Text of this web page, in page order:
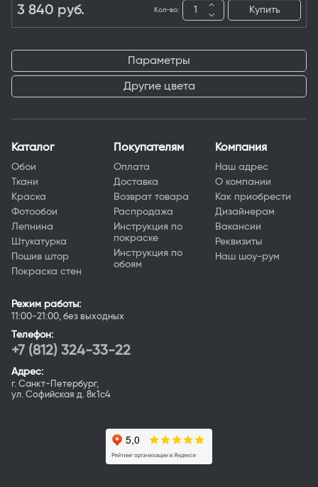
3 840 руб. Кол-во: Купить
Параметры
Другие цвета
Каталог
Обои
Ткани
Краска
Фотообои
Лепнина
Штукатурка
Пошив штор
Покраска стен
Покупателям
Оплата
Доставка
Возврат товара
Распродажа
Инструкция по
покраске
Инструкция по
обоям
Компания
Наш адрес
О компании
Как приобрести
Дизайнерам
Вакансии
Реквизиты
Наш шоу-рум
Режим работы:
11:00-21:00, без выходных
Телефон:
+7 (812) 324-33-22
Адрес:
г. Санкт-Петербург,
ул. Софийская д. 8к1с4